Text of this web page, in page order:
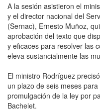
A la sesión asistieron el
y el director nacional del
(Sernac), Ernesto Muñoz,
aprobación del texto que
y eficaces para resolver las
eleva sustancialmente las
El ministro Rodríguez
un plazo de seis meses
promulgación de la ley por
Bachelet.